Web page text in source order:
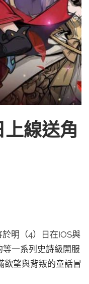
線送角
明（4）日在IOS與
一系列史詩級開服
欲望與背叛的童話冒